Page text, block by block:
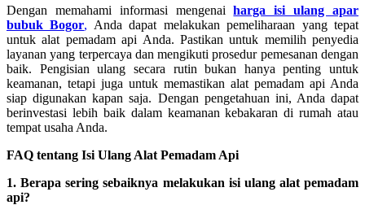
Dengan memahami informasi mengenaiharga isi ulang apar
bubuk Bogor, Anda dapat melakukan pemeliharaan yang tepat
untuk alat pemadam api Anda. Pastikan untuk memilih penyedia
layanan yang terpercaya dan mengikuti prosedur pemesanan dengan
baik. Pengisian ulang secara rutin bukan hanya penting untuk
keamanan, tetapi juga untuk memastikan alat pemadam api Anda
siap digunakan kapan saja. Dengan pengetahuan ini, Anda dapat
berinvestasi lebih baik dalam keamanan kebakaran di rumah atau
tempat usaha Anda.
FAQ tentang Isi Ulang Alat Pemadam Api
1. Berapa sering sebaiknya melakukan isi ulang alat pemadam
api?